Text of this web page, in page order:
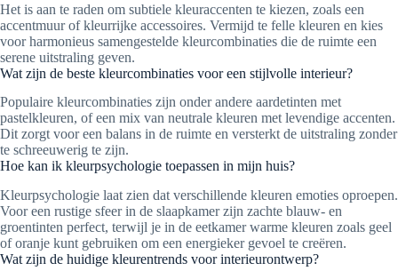
Het is aan te raden om subtiele kleuraccenten te kiezen, zoals een
accentmuur of kleurrijke accessoires. Vermijd te felle kleuren en kies
voor harmonieus samengestelde kleurcombinaties die de ruimte een
serene uitstraling geven.
Wat zijn de beste kleurcombinaties voor een stijlvolle interieur?
Populaire kleurcombinaties zijn onder andere aardetinten met
pastelkleuren, of een mix van neutrale kleuren met levendige accenten.
Dit zorgt voor een balans in de ruimte en versterkt de uitstraling zonder
te schreeuwerig te zijn.
Hoe kan ik kleurpsychologie toepassen in mijn huis?
Kleurpsychologie laat zien dat verschillende kleuren emoties oproepen.
Voor een rustige sfeer in de slaapkamer zijn zachte blauw- en
groentinten perfect, terwijl je in de eetkamer warme kleuren zoals geel
of oranje kunt gebruiken om een energieker gevoel te creëren.
Wat zijn de huidige kleurentrends voor interieurontwerp?